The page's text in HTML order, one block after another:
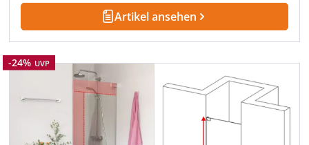
Artikel ansehen
Rabatt
-24% UVP